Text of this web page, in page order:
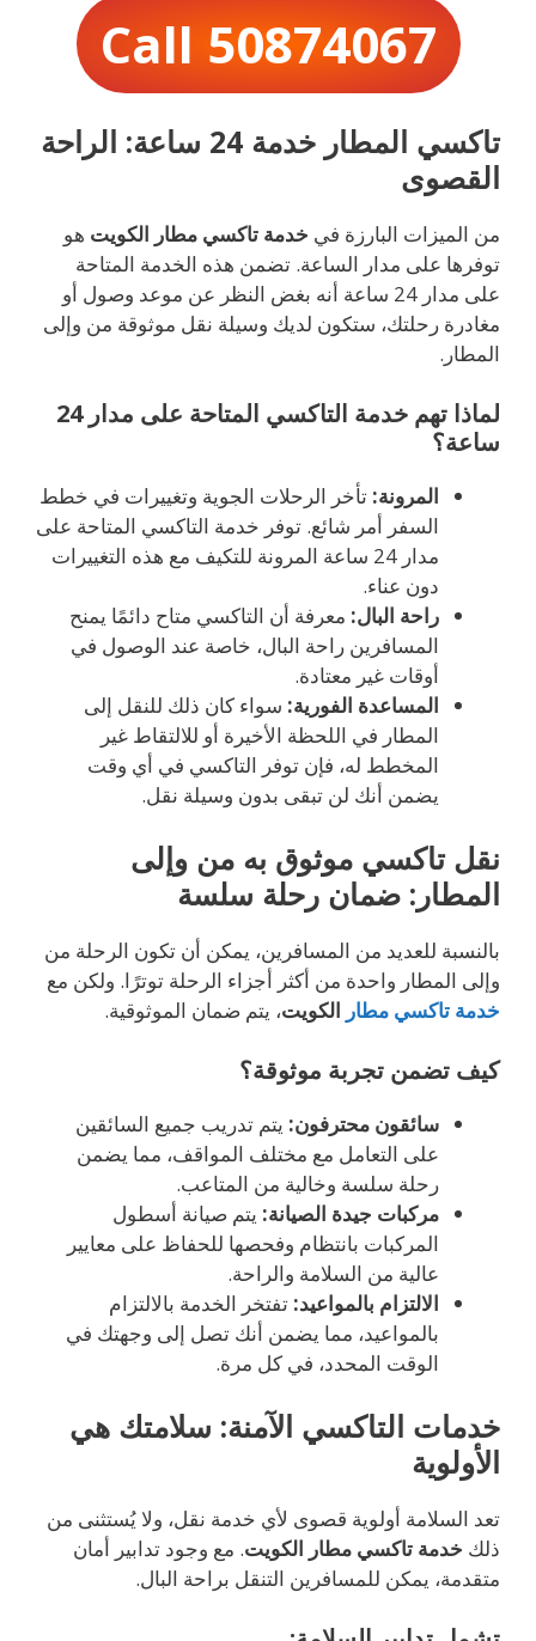
Call 50874067
تاكسي المطار خدمة 24 ساعة: الراحة
القصوى
من الميزات البارزة في خدمة تاكسي مطار الكويت هو
توفرها على مدار الساعة. تضمن هذه الخدمة المتاحة
على مدار 24 ساعة أنه بغض النظر عن موعد وصول أو
مغادرة رحلتك، ستكون لديك وسيلة نقل موثوقة من وإلى
المطار.
لماذا تهم خدمة التاكسي المتاحة على مدار 24
ساعة؟
المرونة: تأخر الرحلات الجوية وتغييرات في خطط
السفر أمر شائع. توفر خدمة التاكسي المتاحة على
مدار 24 ساعة المرونة للتكيف مع هذه التغييرات
دون عناء.
راحة البال: معرفة أن التاكسي متاح دائمًا يمنح
المسافرين راحة البال، خاصة عند الوصول في
أوقات غير معتادة.
المساعدة الفورية: سواء كان ذلك للنقل إلى
المطار في اللحظة الأخيرة أو للالتقاط غير
المخطط له، فإن توفر التاكسي في أي وقت
يضمن أنك لن تبقى بدون وسيلة نقل.
نقل تاكسي موثوق به من وإلى
المطار: ضمان رحلة سلسة
بالنسبة للعديد من المسافرين، يمكن أن تكون الرحلة من
وإلى المطار واحدة من أكثر أجزاء الرحلة توترًا. ولكن مع
خدمة تاكسي مطار الكويت، يتم ضمان الموثوقية.
كيف تضمن تجربة موثوقة؟
سائقون محترفون: يتم تدريب جميع السائقين
على التعامل مع مختلف المواقف، مما يضمن
رحلة سلسة وخالية من المتاعب.
مركبات جيدة الصيانة: يتم صيانة أسطول
المركبات بانتظام وفحصها للحفاظ على معايير
عالية من السلامة والراحة.
الالتزام بالمواعيد: تفتخر الخدمة بالالتزام
بالمواعيد، مما يضمن أنك تصل إلى وجهتك في
الوقت المحدد، في كل مرة.
خدمات التاكسي الآمنة: سلامتك هي
الأولوية
تعد السلامة أولوية قصوى لأي خدمة نقل، ولا يُستثنى من
ذلك خدمة تاكسي مطار الكويت. مع وجود تدابير أمان
متقدمة، يمكن للمسافرين التنقل براحة البال.